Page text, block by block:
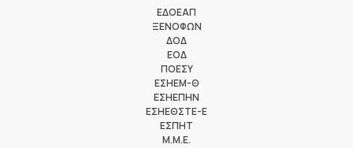
ΕΔΟΕΑΠ
ΞΕΝΟΦΩΝ
ΔΟΔ
ΕΟΔ
ΠΟΕΣΥ
ΕΣΗΕΜ-Θ
ΕΣΗΕΠΗΝ
ΕΣΗΕΘΣΤΕ-Ε
ΕΣΠΗΤ
M.M.E.